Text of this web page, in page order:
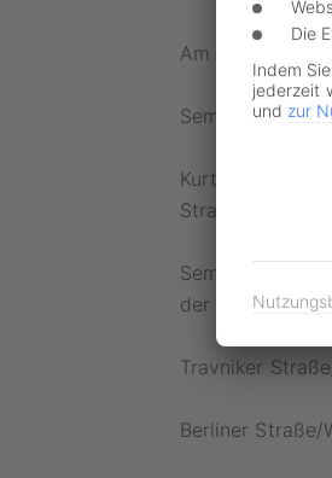
Am Sportforum/
Kurt-Eisner-
Straße
der Straße An
Travniker
Berliner Straße/
Die
Indem
jederzeit
und zur